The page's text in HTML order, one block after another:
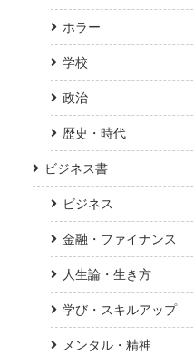
ホラー
学校
政治
歴史・時代
ビジネス書
ビジネス
金融・ファイナンス
人生論・生き方
学び・スキルアップ
メンタル・精神